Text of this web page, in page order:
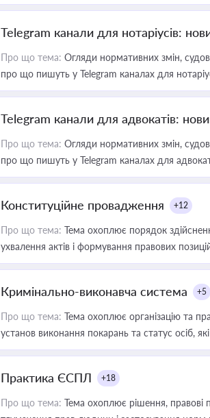
Telegram канали для нотаріусів:
Про що тема: Огляди нормативних змін,
про що пишуть у Telegram каналах для
Telegram канали для адвокатів:
Про що тема: Огляди нормативних змін,
про що пишуть у Telegram каналах для
Конституційне провадження +12
Про що тема: Тема охоплює порядок
ухвалення актів і формування правових
Кримінально-виконавча система +5
Про що тема: Тема охоплює організацію та
установ виконання покарань та статус осіб,
Практика ЄСПЛ +18
Про що тема: Тема охоплює рішення, правові